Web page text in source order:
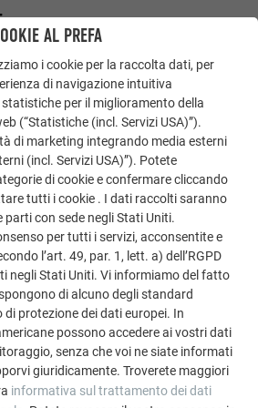
PREFA mostra la versatilità
altri progetti straordinari con le
durevoli di PREFA per tetti,
AL PREFA
i cookie per la raccolta dati, per
di navigazione intuitiva
statistiche per il miglioramento della
(“Statistiche (incl. Servizi USA)”).
di marketing integrando media esterni
(incl. Servizi USA)”). Potete
di cookie e confermare cliccando
tutti i cookie . I dati raccolti saranno
con sede negli Stati Uniti.
per tutti i servizi, acconsentite e
l’art. 49, par. 1, lett. a) dell’RGPD
negli Stati Uniti. Vi informiamo del fatto
di alcuno degli standard
protezione dei dati europei. In
possono accedere ai vostri dati
senza che voi ne siate informati
giuridicamente. Troverete maggiori
informativa sul trattamento dei dati